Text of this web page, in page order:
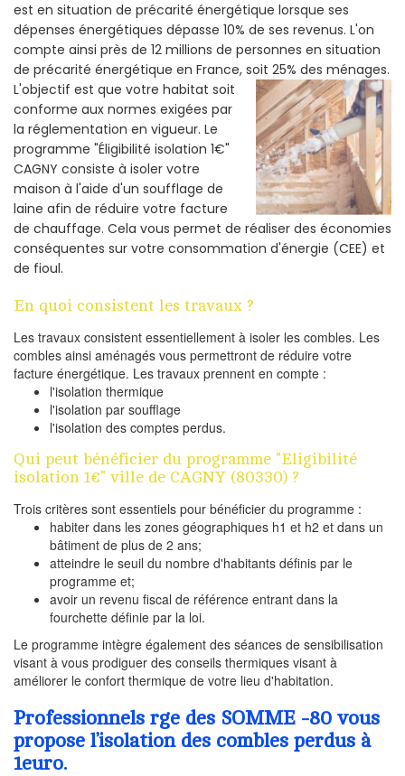
est en situation de précarité énergétique lorsque ses
dépenses énergétiques dépasse 10% de ses revenus. L'on
compte ainsi près de 12 millions de personnes en situation
de précarité énergétique en France, soit 25% des ménages.
L'objectif est que votre habitat soit
conforme aux normes exigées par
la réglementation en vigueur. Le
programme "Éligibilité isolation 1€"
CAGNY consiste à isoler votre
maison à l'aide d'un soufflage de
laine afin de réduire votre facture
de chauffage. Cela vous permet de réaliser des économies
conséquentes sur votre consommation d'énergie (CEE) et
de fioul.
En quoi consistent les travaux ?
Les travaux consistent essentiellement à isoler les combles. Les
combles ainsi aménagés vous permettront de réduire votre
facture énergétique. Les travaux prennent en compte :
l'isolation thermique
l'isolation par soufflage
l'isolation des comptes perdus.
Qui peut bénéficier du programme "Eligibilité
isolation 1€" ville de CAGNY (80330) ?
Trois critères sont essentiels pour bénéficier du programme :
habiter dans les zones géographiques h1 et h2 et dans un
bâtiment de plus de 2 ans;
atteindre le seuil du nombre d'habitants définis par le
programme et;
avoir un revenu fiscal de référence entrant dans la
fourchette définie par la loi.
Le programme intègre également des séances de sensibilisation
visant à vous prodiguer des conseils thermiques visant à
améliorer le confort thermique de votre lieu d'habitation.
Professionnels rge des SOMME -80 vous
propose l’isolation des combles perdus à
1euro.